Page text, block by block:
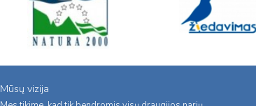
Mūsų vizija